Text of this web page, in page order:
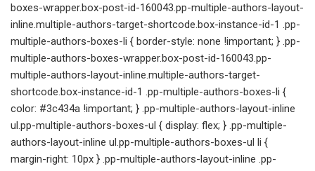
boxes-wrapper.box-post-id-160043.pp-multiple-authors-layout-
inline.multiple-authors-target-shortcode.box-instance-id-1 .pp-
multiple-authors-boxes-li { border-style: none !important; } .pp-
multiple-authors-boxes-wrapper.box-post-id-160043.pp-
multiple-authors-layout-inline.multiple-authors-target-
shortcode.box-instance-id-1 .pp-multiple-authors-boxes-li {
color: #3c434a !important; } .pp-multiple-authors-layout-inline
ul.pp-multiple-authors-boxes-ul { display: flex; } .pp-multiple-
authors-layout-inline ul.pp-multiple-authors-boxes-ul li {
margin-right: 10px } .pp-multiple-authors-layout-inline .pp-